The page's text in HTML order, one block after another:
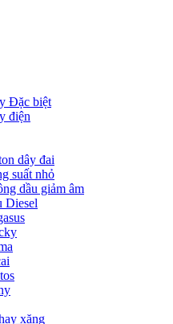
Đặc biệt
điện
dây đai
suất nhỏ
dầu giảm âm
Diesel
xăng